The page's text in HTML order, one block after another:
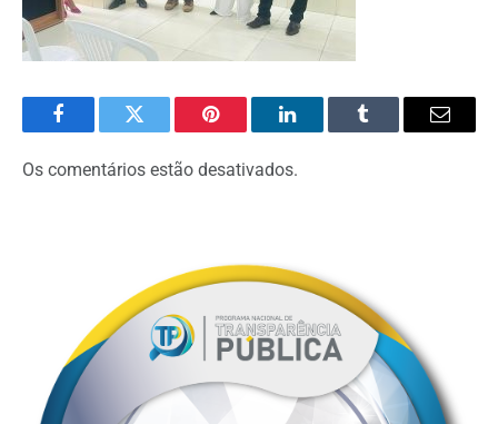
FacebookTwitter Pinterest O
LinkedIn
Tumblr
E-
Os comentários estão desativados.